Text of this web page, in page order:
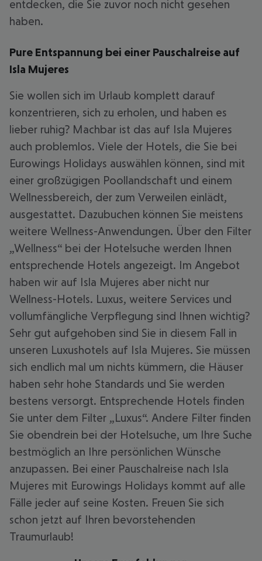
entdecken, die Sie zuvor noch nicht gesehen
haben.
Pure Entspannung bei einer Pauschalreise auf
Isla Mujeres
Sie wollen sich im Urlaub komplett darauf
konzentrieren, sich zu erholen, und haben es
lieber ruhig? Machbar ist das auf Isla Mujeres
auch problemlos. Viele der Hotels, die Sie bei
Eurowings Holidays auswählen können, sind mit
einer großzügigen Poollandschaft und einem
Wellnessbereich, der zum Verweilen einlädt,
ausgestattet. Dazubuchen können Sie meistens
weitere Wellness-Anwendungen. Über den Filter
„Wellness“ bei der Hotelsuche werden Ihnen
entsprechende Hotels angezeigt. Im Angebot
haben wir auf Isla Mujeres aber nicht nur
Wellness-Hotels. Luxus, weitere Services und
vollumfängliche Verpflegung sind Ihnen wichtig?
Sehr gut aufgehoben sind Sie in diesem Fall in
unseren Luxushotels auf Isla Mujeres. Sie müssen
sich endlich mal um nichts kümmern, die Häuser
haben sehr hohe Standards und Sie werden
bestens versorgt. Entsprechende Hotels finden
Sie unter dem Filter „Luxus“. Andere Filter finden
Sie obendrein bei der Hotelsuche, um Ihre Suche
bestmöglich an Ihre persönlichen Wünsche
anzupassen. Bei einer Pauschalreise nach Isla
Mujeres mit Eurowings Holidays kommt auf alle
Fälle jeder auf seine Kosten. Freuen Sie sich
schon jetzt auf Ihren bevorstehenden
Traumurlaub!